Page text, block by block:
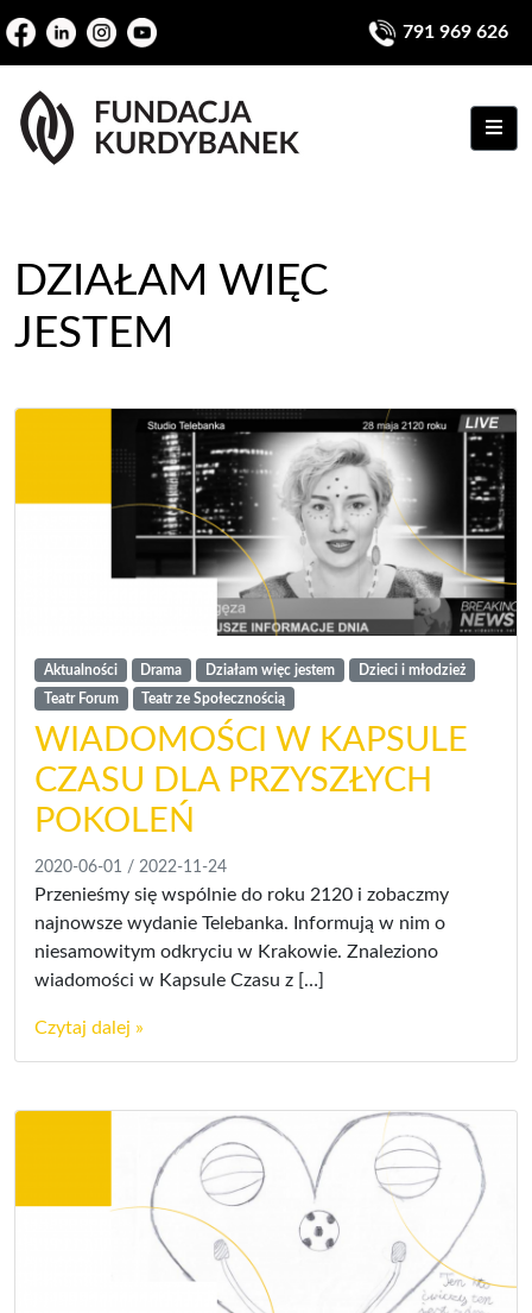
791 969 626
DZIAŁAM WIĘC
JESTEM
Aktualności Drama Działam więc jestem
Dzieci i młodzież
Teatr Forum
Teatr ze Społecznością
WIADOMOŚCI W KAPSULE
CZASU DLA PRZYSZŁYCH
POKOLEŃ
2020-06-01 / 2022-11-24
Przenieśmy się wspólnie do roku 2120 i zobaczmy
najnowsze wydanie Telebanka. Informują w nim o
niesamowitym odkryciu w Krakowie. Znaleziono
wiadomości w Kapsule Czasu z […]
Czytaj dalej »